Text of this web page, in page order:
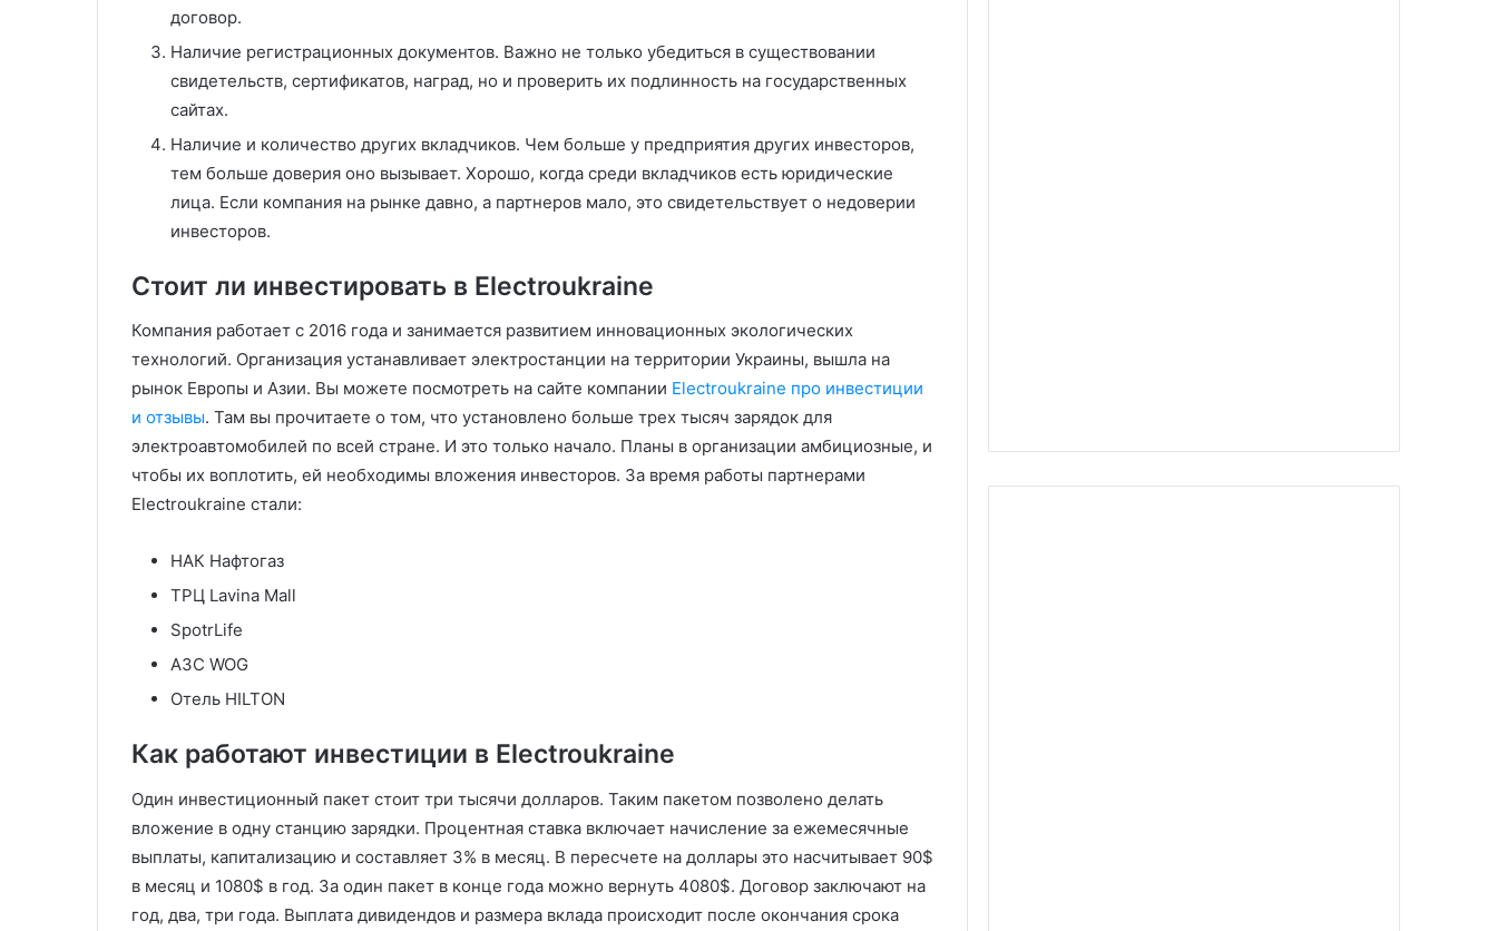
договор.
Наличие регистрационных документов. Важно не только убедиться в существовании
свидетельств, сертификатов, наград, но и проверить их подлинность на государственных
сайтах.
Наличие и количество других вкладчиков. Чем больше у предприятия других инвесторов,
тем больше доверия оно вызывает. Хорошо, когда среди вкладчиков есть юридические
лица. Если компания на рынке давно, а партнеров мало, это свидетельствует о недоверии
инвесторов.
Стоит ли инвестировать в Electroukraine
Компания работает с 2016 года и занимается развитием инновационных экологических
технологий. Организация устанавливает электростанции на территории Украины, вышла на
рынок Европы и Азии. Вы можете посмотреть на сайте компании Electroukraine про инвестиции
и отзывы. Там вы прочитаете о том, что установлено больше трех тысяч зарядок для
электроавтомобилей по всей стране. И это только начало. Планы в организации амбициозные, и
чтобы их воплотить, ей необходимы вложения инвесторов. За время работы партнерами
Electroukraine стали:
НАК Нафтогаз
ТРЦ Lavina Mall
SpotrLife
АЗС WOG
Отель HILTON
Как работают инвестиции в Electroukraine
Один инвестиционный пакет стоит три тысячи долларов. Таким пакетом позволено делать
вложение в одну станцию зарядки. Процентная ставка включает начисление за ежемесячные
выплаты, капитализацию и составляет 3% в месяц. В пересчете на доллары это насчитывает 90$
в месяц и 1080$ в год. За один пакет в конце года можно вернуть 4080$. Договор заключают на
год, два, три года. Выплата дивидендов и размера вклада происходит после окончания срока